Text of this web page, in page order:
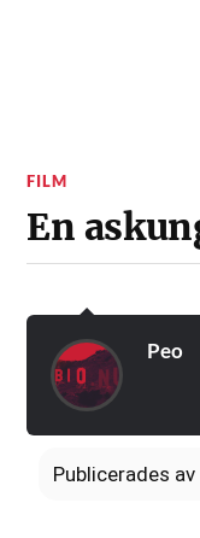
FILM
En
Peo
Publicerades av